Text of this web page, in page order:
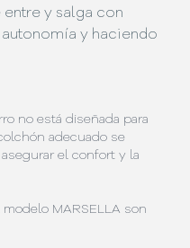
y salga con
y haciendo
no está diseñada para
adecuado se
el confort y la
MARSELLA son